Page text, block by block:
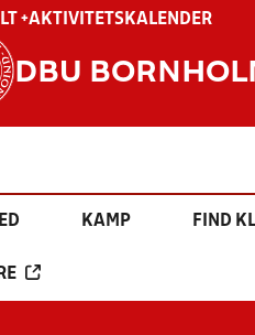
+AKTIVITETSKALENDER
DBU
KAMP FIND